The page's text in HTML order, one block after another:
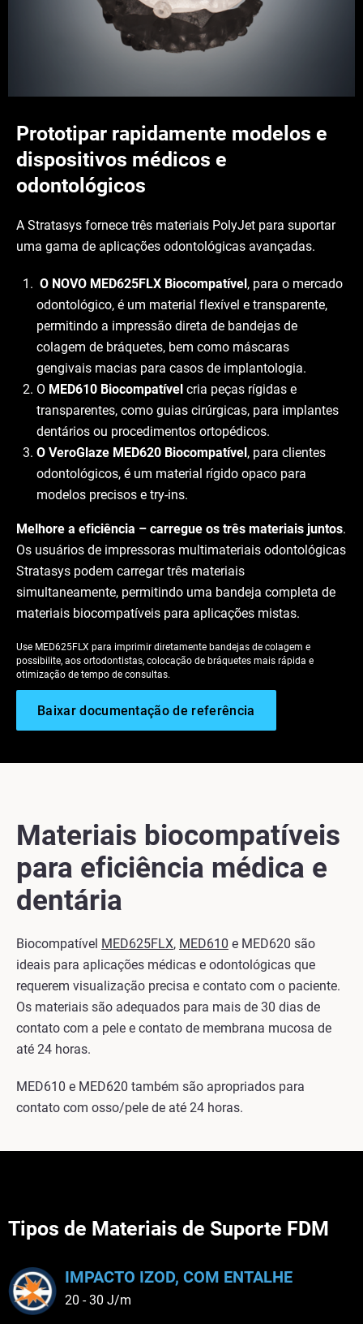
Prototipar rapidamente modelos e
dispositivos médicos e
odontológicos
A Stratasys fornece três materiais PolyJet para suportar
uma gama de aplicações odontológicas avançadas.
O NOVO MED625FLX Biocompatível, para o mercado
odontológico, é um material flexível e transparente,
permitindo a impressão direta de bandejas de
colagem de bráquetes, bem como máscaras
gengivais macias para casos de implantologia.
O MED610 Biocompatível cria peças rígidas e
transparentes, como guias cirúrgicas, para implantes
dentários ou procedimentos ortopédicos.
O VeroGlaze MED620 Biocompatível, para clientes
odontológicos, é um material rígido opaco para
modelos precisos e try-ins.
Melhore a eficiência – carregue os três materiais juntos.
Os usuários de impressoras multimateriais odontológicas
Stratasys podem carregar três materiais
simultaneamente, permitindo uma bandeja completa de
materiais biocompatíveis para aplicações mistas.
Use MED625FLX para imprimir diretamente bandejas de colagem e
possibilite, aos ortodontistas, colocação de bráquetes mais rápida e
otimização de tempo de consultas.
Baixar documentação de referência
Materiais biocompatíveis
para eficiência médica e
dentária
Biocompatível MED625FLX, MED610 e MED620 são
ideais para aplicações médicas e odontológicas que
requerem visualização precisa e contato com o paciente.
Os materiais são adequados para mais de 30 dias de
contato com a pele e contato de membrana mucosa de
até 24 horas.
MED610 e MED620 também são apropriados para
contato com osso/pele de até 24 horas.
Tipos de Materiais de Suporte FDM
IMPACTO IZOD, COM ENTALHE
20 - 30 J/m